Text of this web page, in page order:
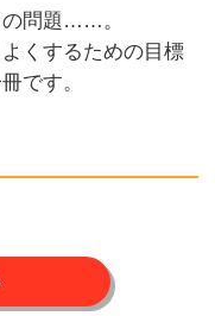
の問題……。
くするための目標
です。